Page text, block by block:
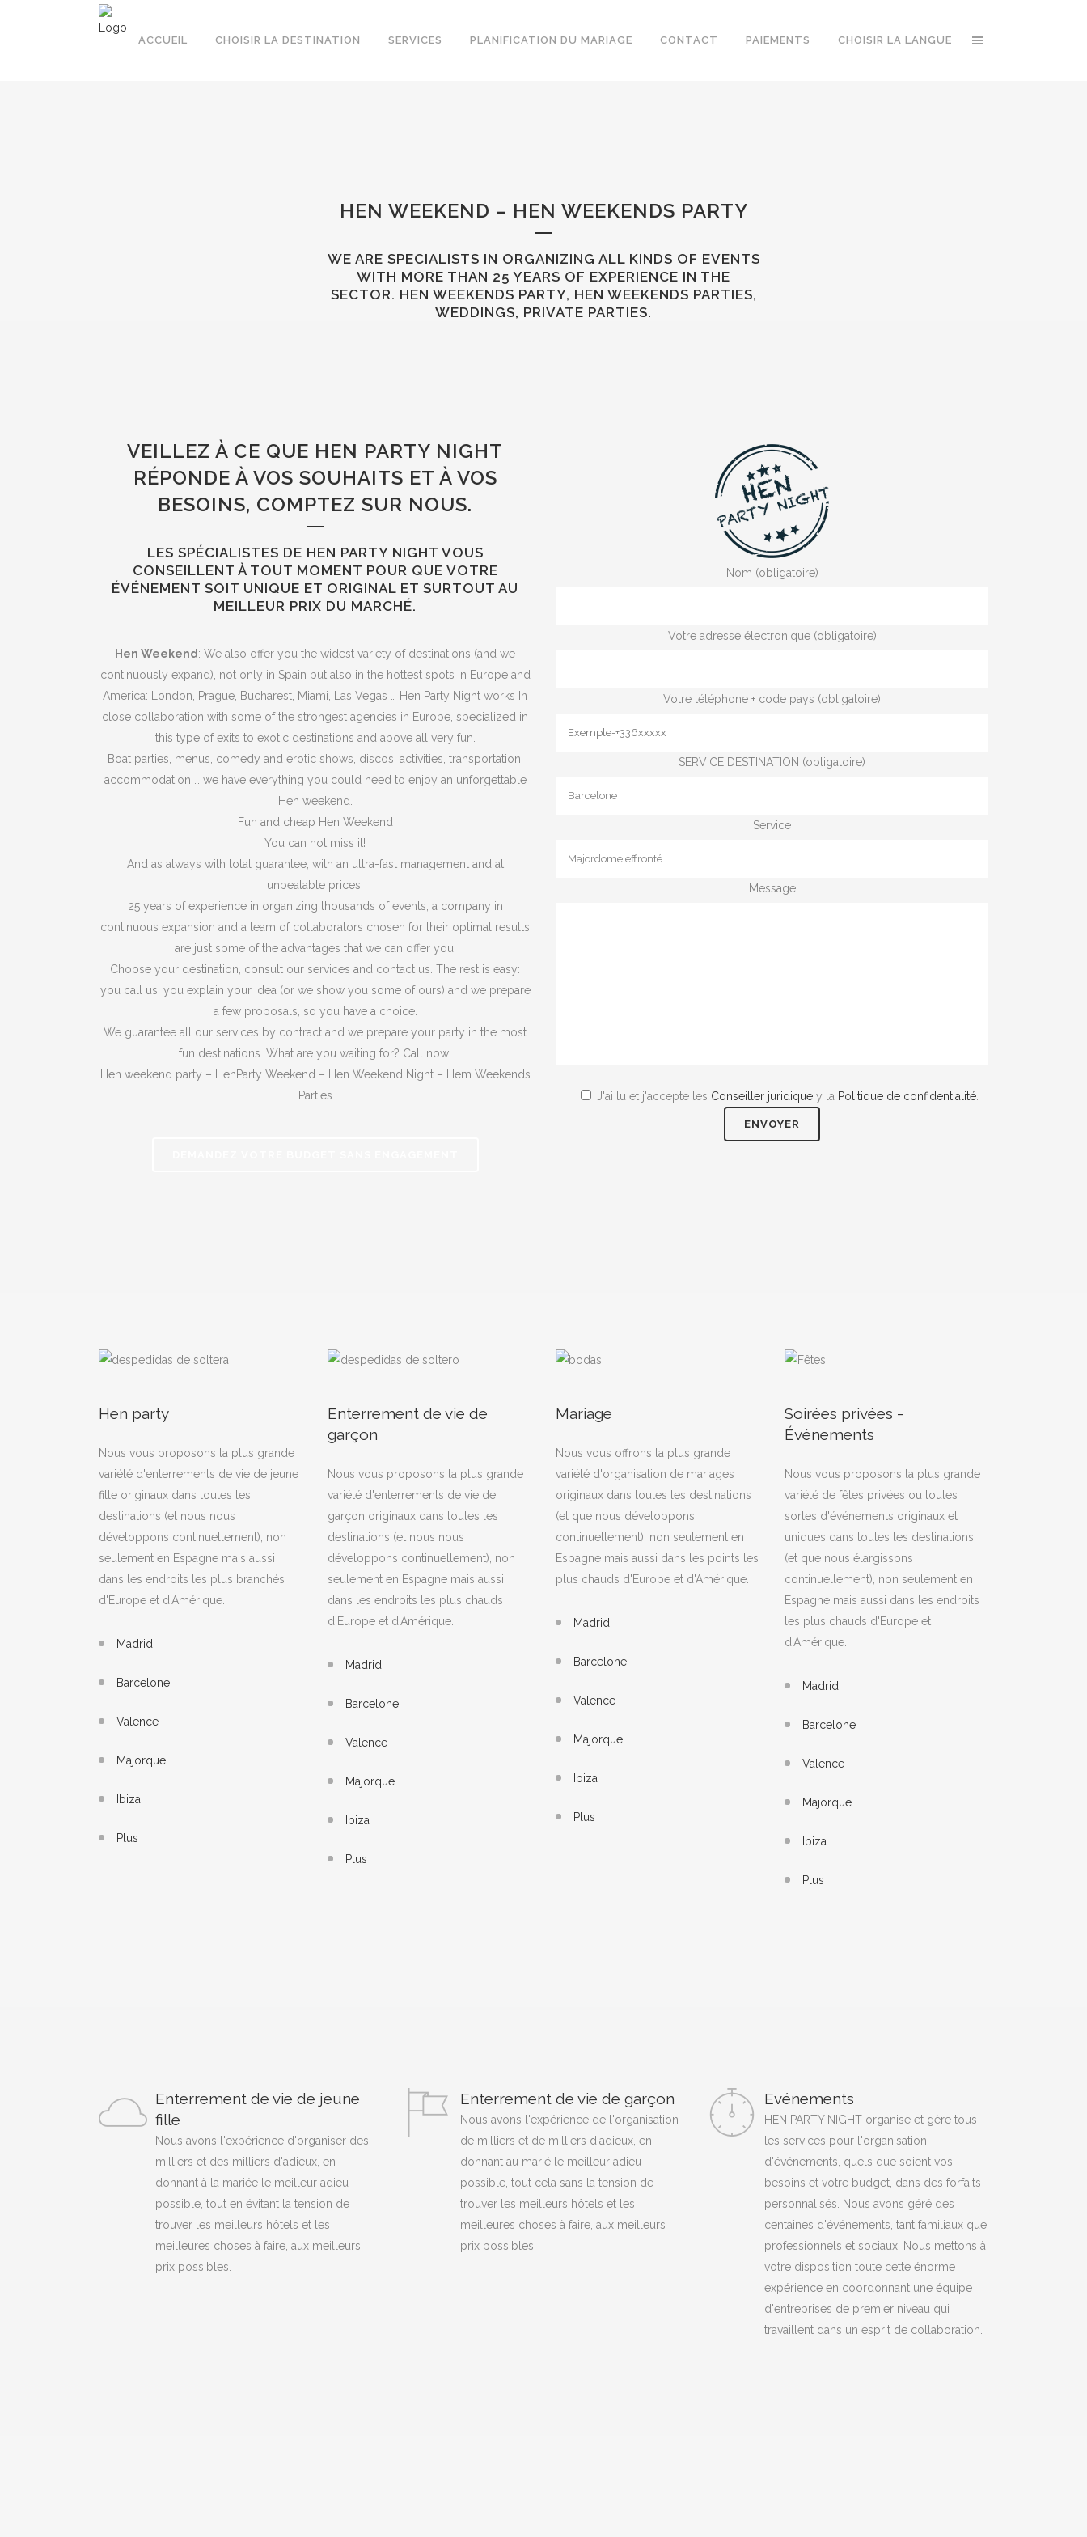
ACCUEIL CHOISIR LA DESTINATION SERVICES PLANIFICATION DU MARIAGE CONTACT PAIEMENTS CHOISIR LA LANGUE
HEN WEEKEND – HEN WEEKENDS PARTY
WE ARE SPECIALISTS IN ORGANIZING ALL KINDS OF EVENTS
WITH MORE THAN 25 YEARS OF EXPERIENCE IN THE
SECTOR. HEN WEEKENDS PARTY, HEN WEEKENDS PARTIES,
WEDDINGS, PRIVATE PARTIES.
VEILLEZ À CE QUE HEN PARTY NIGHT
RÉPONDE À VOS SOUHAITS ET À VOS
BESOINS, COMPTEZ SUR NOUS.
LES SPÉCIALISTES DE HEN PARTY NIGHT VOUS
CONSEILLENT À TOUT MOMENT POUR QUE VOTRE
ÉVÉNEMENT SOIT UNIQUE ET ORIGINAL ET SURTOUT AU
MEILLEUR PRIX DU MARCHÉ.
Hen Weekend : We also offer you the widest variety of destinations (and we
continuously expand), not only in Spain but also in the hottest spots in Europe and
America: London, Prague, Bucharest, Miami, Las Vegas … Hen Party Night works In
close collaboration with some of the strongest agencies in Europe, specialized in
this type of exits to exotic destinations and above all very fun.
Boat parties, menus, comedy and erotic shows, discos, activities, transportation,
accommodation … we have everything you could need to enjoy an unforgettable
Hen weekend.
Fun and cheap Hen Weekend
You can not miss it!
And as always with total guarantee, with an ultra-fast management and at
unbeatable prices.
25 years of experience in organizing thousands of events, a company in
continuous expansion and a team of collaborators chosen for their optimal results
are just some of the advantages that we can offer you.
Choose your destination, consult our services and contact us. The rest is easy:
you call us, you explain your idea (or we show you some of ours) and we prepare
a few proposals, so you have a choice.
We guarantee all our services by contract and we prepare your party in the most
fun destinations. What are you waiting for? Call now!
Hen weekend party – HenParty Weekend – Hen Weekend Night – Hem Weekends
Parties
Nom (obligatoire)
Votre adresse électronique (obligatoire)
Votre téléphone + code pays (obligatoire)
SERVICE DESTINATION (obligatoire)
Service
Message
J'ai lu et j'accepte les Conseiller juridiquey la Politique de confidentialité.
Hen party
Nous vous proposons la plus grande
variété d'enterrements de vie de jeune
fille originaux dans toutes les
destinations (et nous nous
développons continuellement), non
seulement en Espagne mais aussi
dans les endroits les plus branchés
d'Europe et d'Amérique.
Madrid
Barcelone
Valence
Majorque
Ibiza
Plus
Enterrement de vie de
garçon
Nous vous proposons la plus grande
variété d'enterrements de vie de
garçon originaux dans toutes les
destinations (et nous nous
développons continuellement), non
seulement en Espagne mais aussi
dans les endroits les plus chauds
d'Europe et d'Amérique.
Madrid
Barcelone
Valence
Majorque
Ibiza
Plus
Mariage
Nous vous offrons la plus grande
variété d'organisation de mariages
originaux dans toutes les destinations
(et que nous développons
continuellement), non seulement en
Espagne mais aussi dans les points les
plus chauds d'Europe et d'Amérique.
Madrid
Barcelone
Valence
Majorque
Ibiza
Plus
Soirées privées -
Événements
Nous vous proposons la plus grande
variété de fêtes privées ou toutes
sortes d'événements originaux et
uniques dans toutes les destinations
(et que nous élargissons
continuellement), non seulement en
Espagne mais aussi dans les endroits
les plus chauds d'Europe et
d'Amérique.
Madrid
Barcelone
Valence
Majorque
Ibiza
Plus
Enterrement de vie de jeune
fille
Nous avons l'expérience d'organiser des
milliers et des milliers d'adieux, en
donnant à la mariée le meilleur adieu
possible, tout en évitant la tension de
trouver les meilleurs hôtels et les
meilleures choses à faire, aux meilleurs
prix possibles.
Enterrement de vie de garçon
Nous avons l'expérience de l'organisation
de milliers et de milliers d'adieux, en
donnant au marié le meilleur adieu
possible, tout cela sans la tension de
trouver les meilleurs hôtels et les
meilleures choses à faire, aux meilleurs
prix possibles.
Evénements
HEN PARTY NIGHT organise et gère tous
les services pour l'organisation
d'événements, quels que soient vos
besoins et votre budget, dans des forfaits
personnalisés. Nous avons géré des
centaines d'événements, tant familiaux que
professionnels et sociaux. Nous mettons à
votre disposition toute cette énorme
expérience en coordonnant une équipe
d'entreprises de premier niveau qui
travaillent dans un esprit de collaboration.